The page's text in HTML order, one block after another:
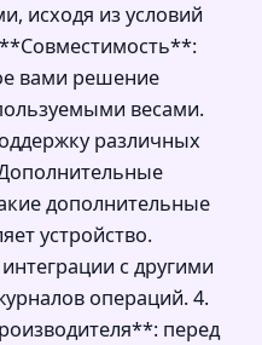
исходя из условий
вами решение
весами.
различных
дополнительные
устройство.
с другими
операций. 4.
перед